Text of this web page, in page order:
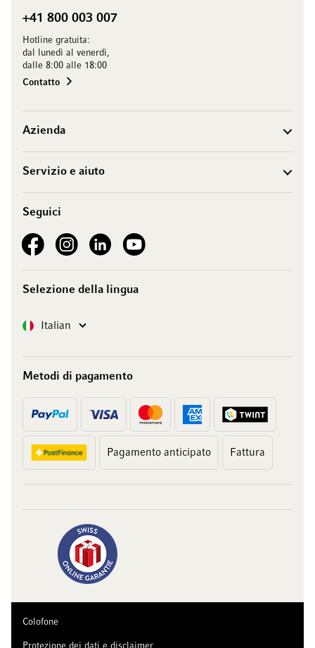
+41 800 003 007
Hotline gratuita:
dal lunedì al venerdì,
dalle 8:00 alle 18:00
Contatto
Azienda
Servizio e aiuto
Seguici
See our FacebookSee our Instagram account
See our LinkedInSee our YouTube channel
Selezione della lingua
Lingua Italian
Metodi di pagamento
Pagamento anticipato Fattura
Colofone